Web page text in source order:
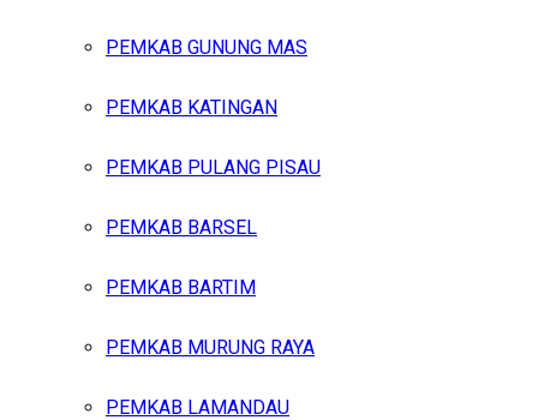
PEMKAB GUNUNG MAS
PEMKAB KATINGAN
PEMKAB PULANG PISAU
PEMKAB BARSEL
PEMKAB BARTIM
PEMKAB MURUNG RAYA
PEMKAB LAMANDAU